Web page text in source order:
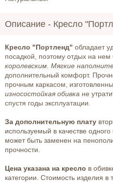
Описание - Кресло
Кресло "Портленд" обладает
посадкой, поэтому отдых на нем
королевским. Мягкие
дополнительный комфорт.
прочным каркасом,
износостойкая обивка не
спустя годы эксплуатации.
За дополнительную плату
используемый в качестве
может быть заменен на
прочности.
Цена указана на кресло в
категории. Стоимость изделия в